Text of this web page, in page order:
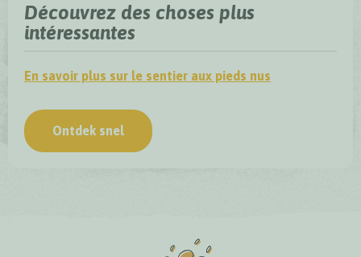
Découvrez des choses plus
intéressantes
En savoir plus sur le sentier aux pieds nus
Ontdek snel